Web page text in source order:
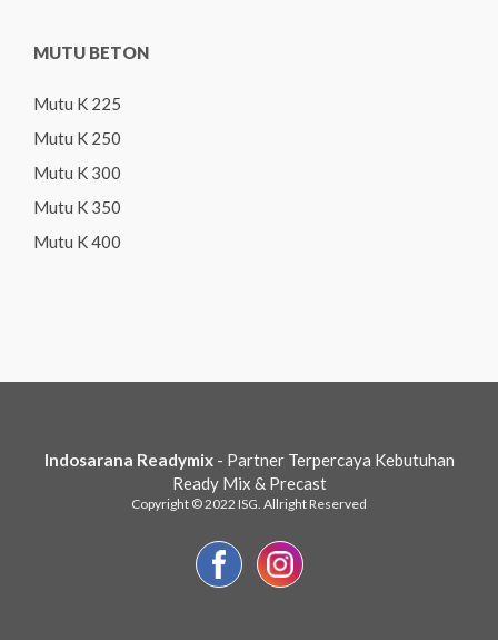
MUTU BETON
Mutu K 225
Mutu K 250
Mutu K 300
Mutu K 350
Mutu K 400
Indosarana Readymix- Partner Terpercaya Kebutuhan
Ready Mix & Precast
Copyright © 2022 ISG. Allright Reserved